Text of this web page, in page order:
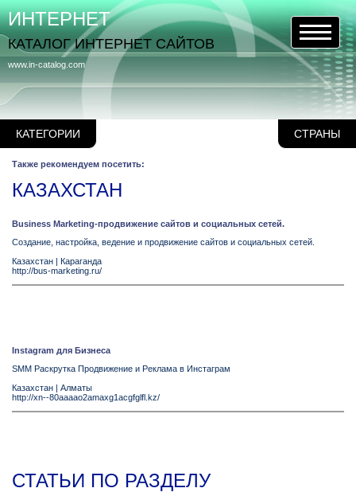
КАТЕГОРИИ СТРАНЫ
www.in-catalog.com
ИНТЕРНЕТ
КАТАЛОГ ИНТЕРНЕТ САЙТОВ
Также рекомендуем посетить:
КАЗАХСТАН
Business Marketing-продвижение сайтов и социальных сетей.
Создание, настройка, ведение и продвижение сайтов и социальных сетей.
Казахстан | Караганда
http://bus-marketing.ru/
Instagram для Бизнеса
SMM Раскрутка Продвижение и Реклама в Инстаграм
Казахстан | Алматы
http://xn--80aaaao2amaxg1acgfglfl.kz/
СТАТЬИ ПО РАЗДЕЛУ